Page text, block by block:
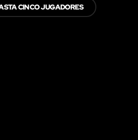
CINCO JUGADORES